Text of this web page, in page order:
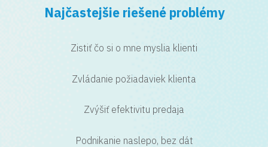
Najčastejšie riešené problémy
Zistiť čo si o mne myslia klienti
Zvládanie požiadaviek klienta
Zvýšiť efektivitu predaja
Podnikanie naslepo, bez dát